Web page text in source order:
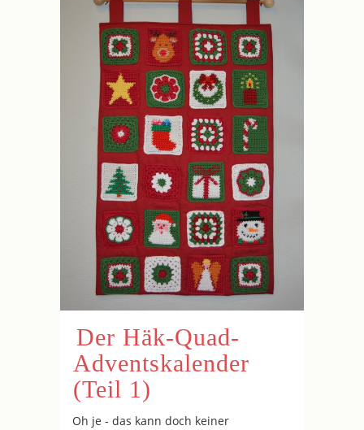
Der Häk-Quad-
Adventskalender
(Teil 1)
Oh je - das kann doch keiner